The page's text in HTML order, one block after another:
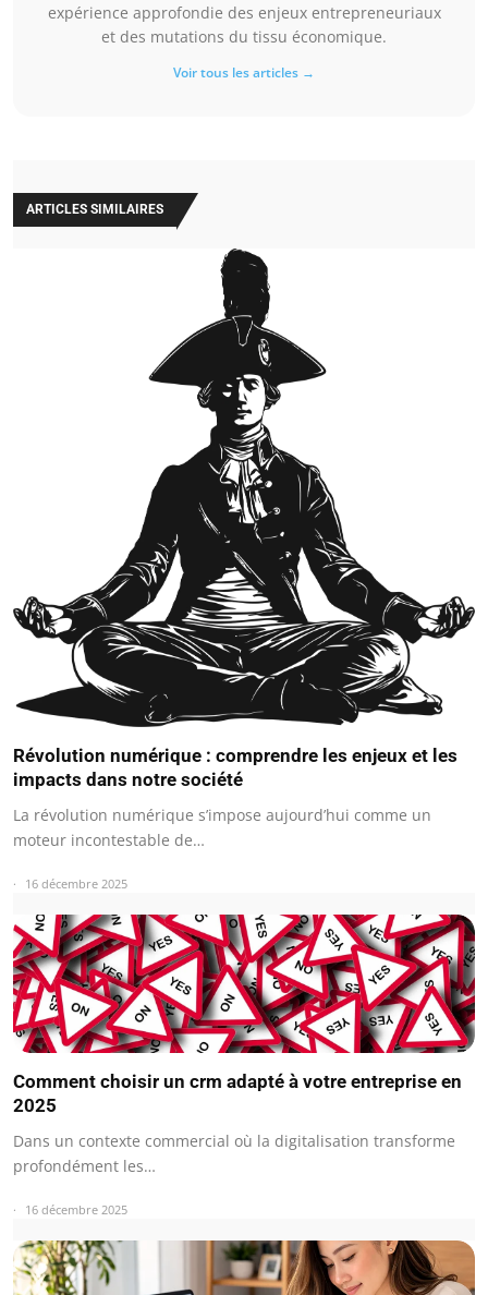
expérience approfondie des enjeux entrepreneuriaux
et des mutations du tissu économique.
Voir tous les articles →
ARTICLES SIMILAIRES
Révolution numérique : comprendre les enjeux et les
impacts dans notre société
La révolution numérique s’impose aujourd’hui comme un
moteur incontestable de…
16 décembre 2025
Comment choisir un crm adapté à votre entreprise en
2025
Dans un contexte commercial où la digitalisation transforme
profondément les…
16 décembre 2025